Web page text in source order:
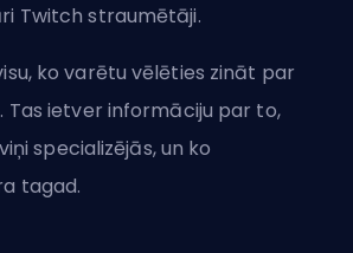
Twitch straumētāji.
ko varētu vēlēties zināt par
Tas ietver informāciju par to,
specializējās, un ko
tagad.